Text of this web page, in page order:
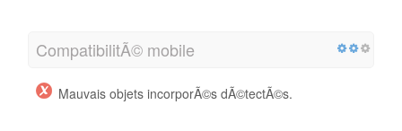
CompatibilitÃ© mobile
Mauvais objets incorporÃ©s dÃ©tectÃ©s.